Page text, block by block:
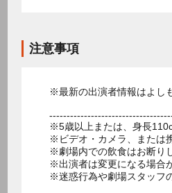
注意事項
※最新の出演者情報はよし
※5歳以上または、身長
※ビデオ・カメラ、または
※劇場内での飲食はお断り
※出演者は変更になる場合